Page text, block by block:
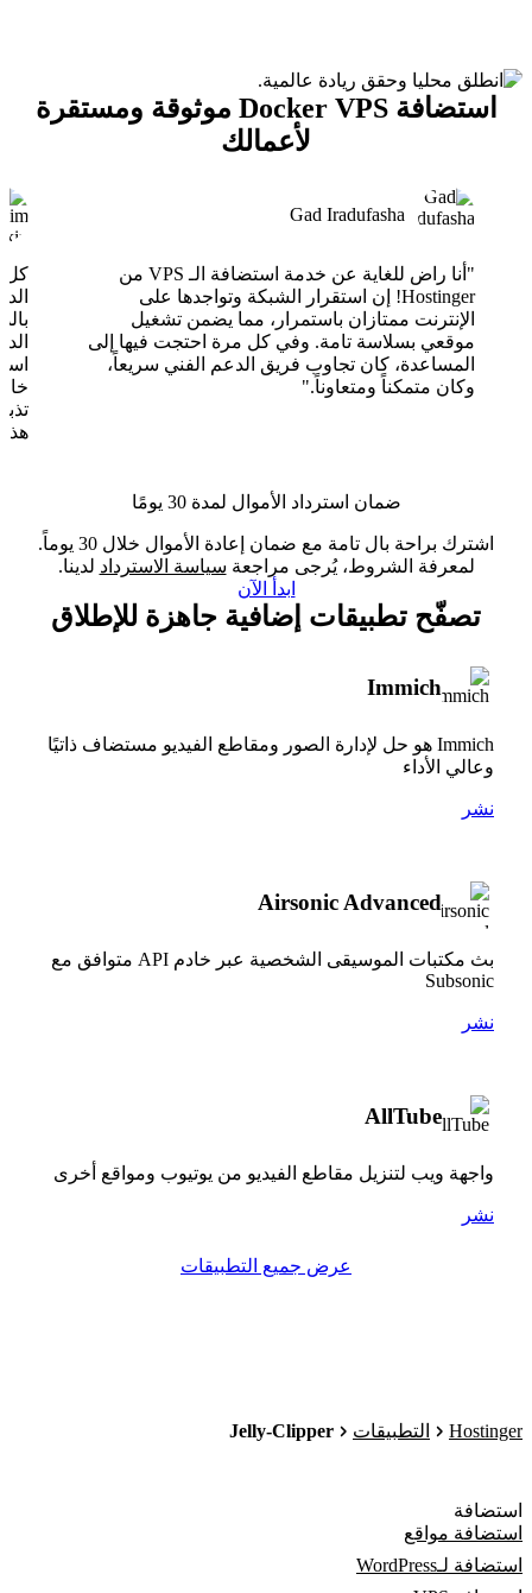
استضافة Docker VPS موثوقة ومستقرة
لأعمالك
Gad Iradufasha
"أنا راض للغاية عن خدمة استضافة الـ VPS من
Hostinger! إن استقرار الشبكة وتواجدها على
الإنترنت ممتازان باستمرار، مما يضمن تشغيل
موقعي بسلاسة تامة. وفي كل مرة احتجت فيها إلى
المساعدة، كان تجاوب فريق الدعم الفني سريعاً،
وكان متمكناً ومتعاوناً."
هذا
ضمان استرداد الأموال لمدة 30 يومًا
اشترك براحة بال تامة مع ضمان إعادة الأموال خلال 30 يوماً.
لمعرفة الشروط، يُرجى مراجعة سياسة الاسترداد لدينا.
ابدأ الآن
تصفّح تطبيقات إضافية جاهزة للإطلاق
Immich
Immich هو حل لإدارة الصور ومقاطع الفيديو مستضاف ذاتيًا
وعالي الأداء
نشر
Airsonic Advanced
بث مكتبات الموسيقى الشخصية عبر خادم API متوافق مع
Subsonic
نشر
AllTube
واجهة ويب لتنزيل مقاطع الفيديو من يوتيوب ومواقع أخرى
نشر
عرض جميع التطبيقات
Hostinger التطبيقات Jelly-Clipper
استضافة
استضافة مواقع
استضافة لـWordPress